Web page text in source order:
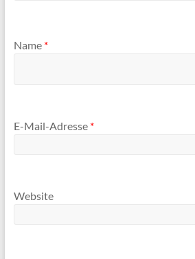
Name *
E-Mail-Adresse *
Website